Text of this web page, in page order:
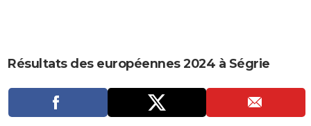
CARTE DE VOEUX
Carte de Noël
Carte Bonne année
Carte Saint-Valentin
Carte Pâques
Carte d'anniversaire
DICTIONNAIRE
Dictionnaire
Biographies
Citations
Expressions
Proverbes
PROGRAMME TV
Résultats des européennes 2024 à Ségrie